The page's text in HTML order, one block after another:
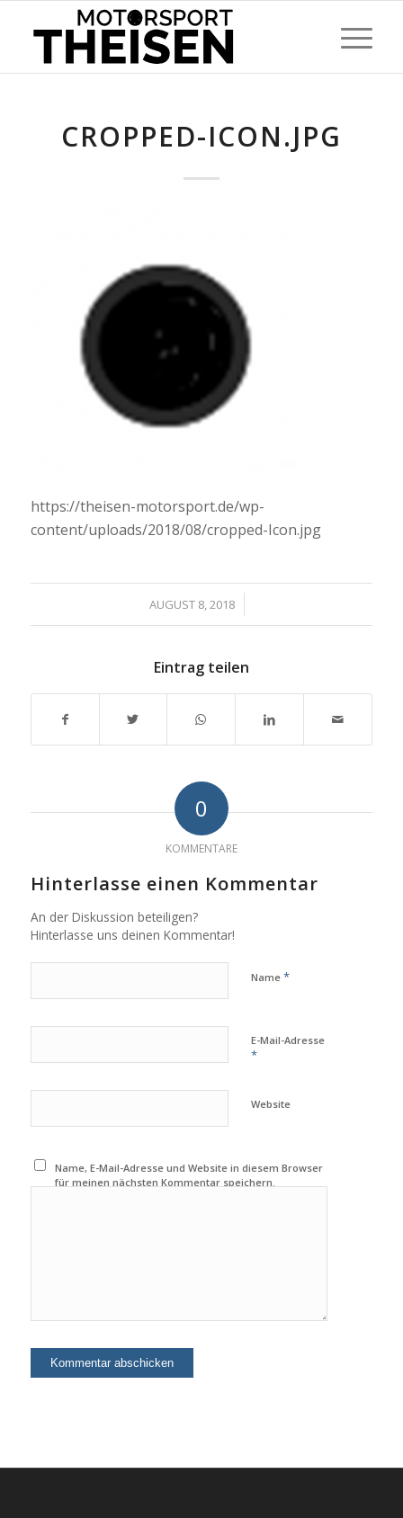
CROPPED-ICON.JPG
https://theisen-motorsport.de/wp-
content/uploads/2018/08/cropped-Icon.jpg
AUGUST 8, 2018
/
Eintrag teilen
0
KOMMENTARE
Hinterlasse einen Kommentar
An der Diskussion beteiligen?
Hinterlasse uns deinen Kommentar!
Name *
E-Mail-Adresse
*
Website
Name, E-Mail-Adresse und Website in diesem Browser
für meinen nächsten Kommentar speichern.